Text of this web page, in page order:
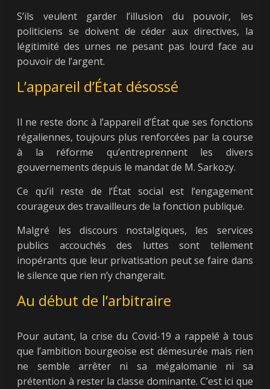
S’ils veulent garder l’illusion du pouvoir, les
politiciens se doivent de céder aux directives, la
légitimité des urnes ne pesant pas lourd face au
pouvoir de l’argent.
L’appareil d’État désossé
Il ne reste donc à l’appareil d’État que ses fonctions
régaliennes, toujours plus renforcées par la course
à la réforme qu’entreprennent les divers
gouvernements depuis le mandat de M. Sarkozy.
Ce qu’il reste de l’État social est l’engagement
courageux des travailleurs de la fonction publique.
Malgré les discours nostalgiques, les services
publics accouchés des luttes sont tellement
inopérants que leur privatisation peut se faire dans
le silence que rien n’y changerait.
Au début de l’arbitraire
Pour autant, la crise du Covid-19 a rappelé à tous
que l’ambition bourgeoise est démesurée mais rien
ne semble arrêter ni sa mégalomanie ni sa
prétention à rester la classe dominante. C’est ici que